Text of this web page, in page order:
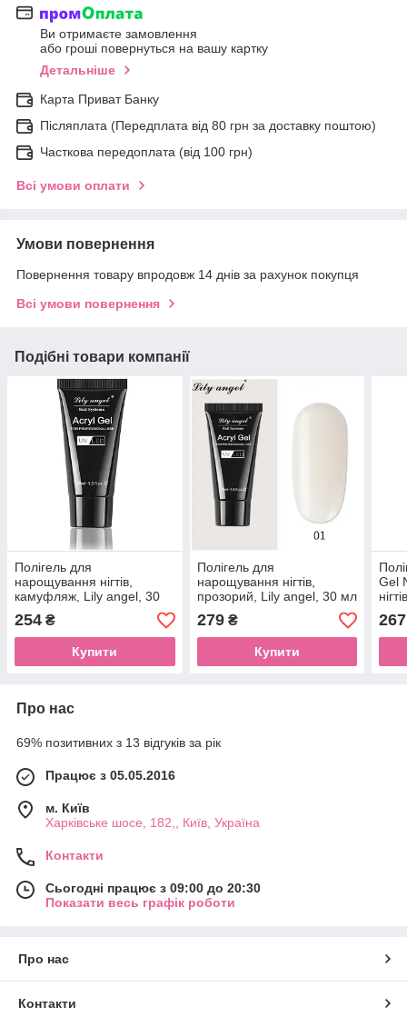
Ви отримаєте замовлення
або гроші повернуться на вашу картку
Детальніше
Карта Приват Банку
Післяплата (Передплата від 80 грн за доставку поштою)
Часткова передоплата (від 100 грн)
Всі умови оплати
Умови повернення
Повернення товару впродовж 14 днів за рахунок покупця
Всі умови повернення
Подібні товари компанії
Полігель для
нарощування нігтів,
камуфляж, Lily angel, 30
254 ₴
Купити
Полігель для
нарощування нігтів,
прозорий, Lily angel, 30 мл
279₴
Купити
Gel
267
Про нас
69% позитивних з 13 відгуків за рік
Працює з 05.05.2016
м. Київ
Харківське шосе, 182,, Київ, Україна
Контакти
Сьогодні працює з 09:00 до 20:30
Показати весь графік роботи
Про нас
Контакти